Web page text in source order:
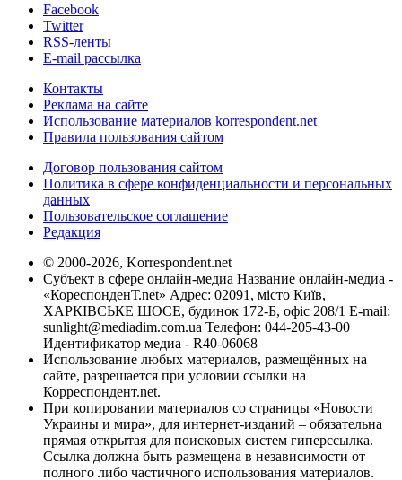
Facebook
Twitter
RSS-ленты
E-mail рассылка
Контакты
Реклама на сайте
Использование материалов korrespondent.net
Правила пользования сайтом
Договор пользования сайтом
Политика в сфере конфиденциальности и персональных
данных
Пользовательское соглашение
Редакция
© 2000-2026, Korrespondent.net
Субъект в сфере онлайн-медиа Название онлайн-медиа -
«КореспонденТ.net» Адрес: 02091, місто Київ,
ХАРКІВСЬКЕ ШОСЕ, будинок 172-Б, офіс 208/1 E-mail:
sunlight@mediadim.com.ua Телефон: 044-205-43-00
Идентификатор медиа - R40-06068
Использование любых материалов, размещённых на
сайте, разрешается при условии ссылки на
Корреспондент.net.
При копировании материалов со страницы «Новости
Украины и мира», для интернет-изданий – обязательна
прямая открытая для поисковых систем гиперссылка.
Ссылка должна быть размещена в независимости от
полного либо частичного использования материалов.